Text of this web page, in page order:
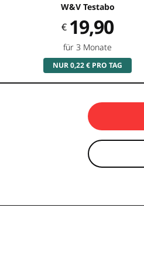
W&V Testabo
€ 19,90
für 3 Monate
NUR 0,22 € PRO TAG